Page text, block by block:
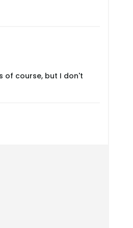
of course, but I don't